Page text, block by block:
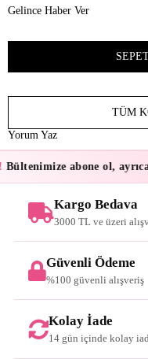
Gelince Haber Ver
TÜM
Yorum Yaz
Bültenimize abone ol,
Kargo Bedava
3000 TL ve üzeri
Güvenli Ödeme
%100 güvenli alışveriş
Kolay İade
14 gün içinde kolay